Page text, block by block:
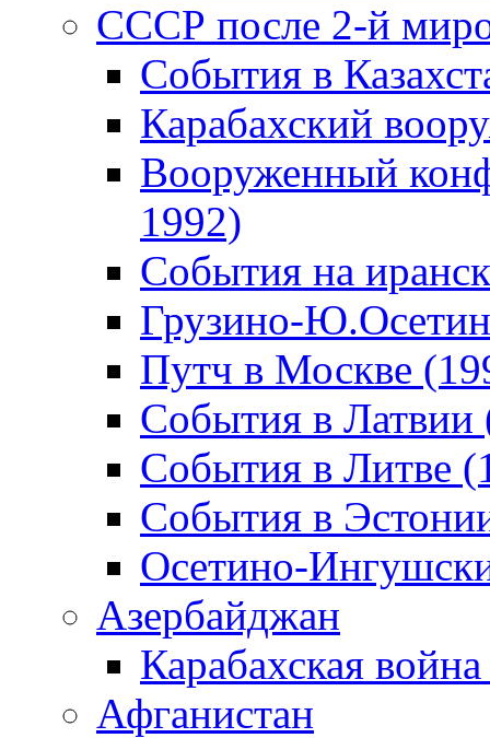
СССР после 2-й
События в
Карабахский
Вооруженный
1992)
События на
Грузино-
Путч в Москве
События в Латвии
События в Литве
События в
Осетино-
Азербайджан
Карабахская
Афганистан